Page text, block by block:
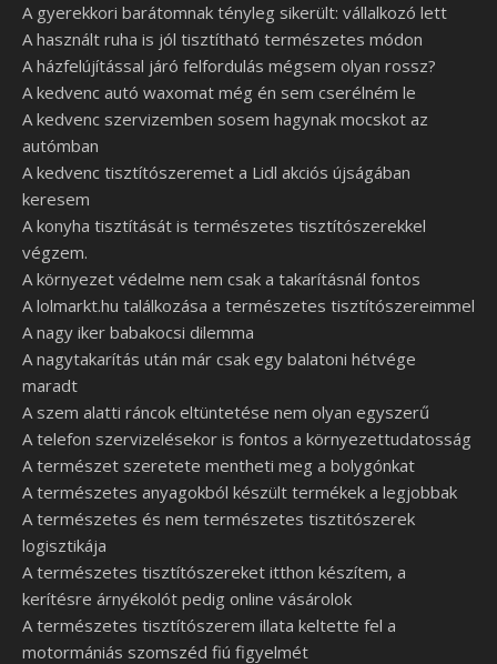
A gyerekkori barátomnak tényleg sikerült: vállalkozó lett
A használt ruha is jól tisztítható természetes módon
A házfelújítással járó felfordulás mégsem olyan rossz?
A kedvenc autó waxomat még én sem cserélném le
A kedvenc szervizemben sosem hagynak mocskot az
autómban
A kedvenc tisztítószeremet a Lidl akciós újságában
keresem
A konyha tisztítását is természetes tisztítószerekkel
végzem.
A környezet védelme nem csak a takarításnál fontos
A lolmarkt.hu találkozása a természetes tisztítószereimmel
A nagy iker babakocsi dilemma
A nagytakarítás után már csak egy balatoni hétvége
maradt
A szem alatti ráncok eltüntetése nem olyan egyszerű
A telefon szervizelésekor is fontos a környezettudatosság
A természet szeretete mentheti meg a bolygónkat
A természetes anyagokból készült termékek a legjobbak
A természetes és nem természetes tisztitószerek
logisztikája
A természetes tisztítószereket itthon készítem, a
kerítésre árnyékolót pedig online vásárolok
A természetes tisztítószerem illata keltette fel a
motormániás szomszéd fiú figyelmét